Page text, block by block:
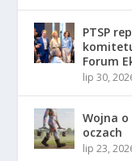
PTSP
Forum
lip 30,
Wojna
oczach
lip 23,